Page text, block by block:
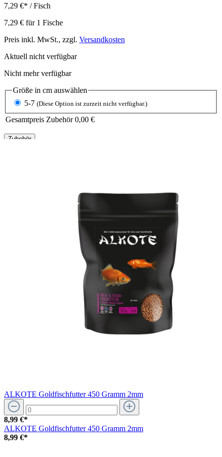
7,29 €* / Fisch
7,29 € für 1 Fische
Preis inkl. MwSt., zzgl. Versandkosten
Aktuell nicht verfügbar
Nicht mehr verfügbar
Größe in cm auswählen
5-7 (Diese Option ist zurzeit nicht verfügbar.)
Gesamtpreis Zubehör 0,00 €
Zubehör
ALKOTE Goldfischfutter 450 Gramm 2mm
8,99 €*
ALKOTE Goldfischfutter 450 Gramm 2mm
8,99 €*